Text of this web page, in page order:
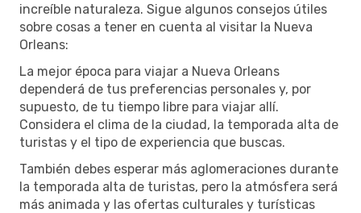
increíble naturaleza. Sigue algunos consejos útiles
sobre cosas a tener en cuenta al visitar la Nueva
Orleans:
La mejor época para viajar a Nueva Orleans
dependerá de tus preferencias personales y, por
supuesto, de tu tiempo libre para viajar allí.
Considera el clima de la ciudad, la temporada alta de
turistas y el tipo de experiencia que buscas.
También debes esperar más aglomeraciones durante
la temporada alta de turistas, pero la atmósfera será
más animada y las ofertas culturales y turísticas